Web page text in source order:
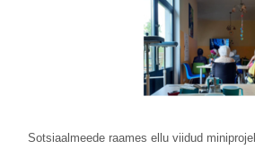
Sotsiaalmeede raames ellu viidud